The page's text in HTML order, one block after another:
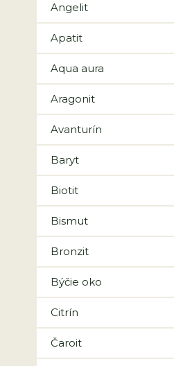
Angelit
Apatit
Aqua aura
Aragonit
Avanturín
Baryt
Biotit
Bismut
Bronzit
Býčie oko
Citrín
Čaroit